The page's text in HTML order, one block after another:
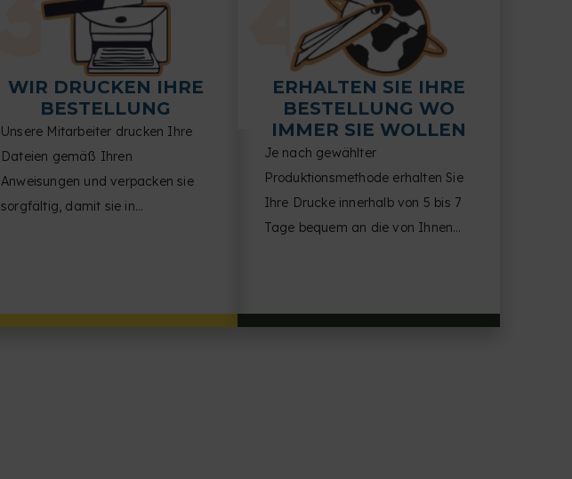
WIR DRUCKEN IHRE
BESTELLUNG
Unsere Mitarbeiter drucken Ihre
Dateien gemäß Ihren
Anweisungen und verpacken sie
sorgfältig, damit sie in
ERHALTEN SIE IHRE
BESTELLUNG WO
IMMER SIE WOLLEN
Je nach gewählter
Produktionsmethode erhalten Sie
Ihre Drucke innerhalb von 5 bis 7
Tage bequem an die von Ihnen